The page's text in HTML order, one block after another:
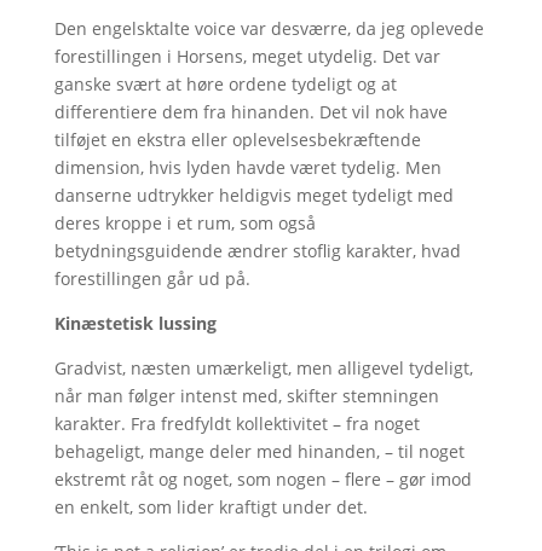
Den engelsktalte voice var desværre, da jeg oplevede
forestillingen i Horsens, meget utydelig. Det var
ganske svært at høre ordene tydeligt og at
differentiere dem fra hinanden. Det vil nok have
tilføjet en ekstra eller oplevelsesbekræftende
dimension, hvis lyden havde været tydelig. Men
danserne udtrykker heldigvis meget tydeligt med
deres kroppe i et rum, som også
betydningsguidende ændrer stoflig karakter, hvad
forestillingen går ud på.
Kinæstetisk lussing
Gradvist, næsten umærkeligt, men alligevel tydeligt,
når man følger intenst med, skifter stemningen
karakter. Fra fredfyldt kollektivitet – fra noget
behageligt, mange deler med hinanden, – til noget
ekstremt råt og noget, som nogen – flere – gør imod
en enkelt, som lider kraftigt under det.